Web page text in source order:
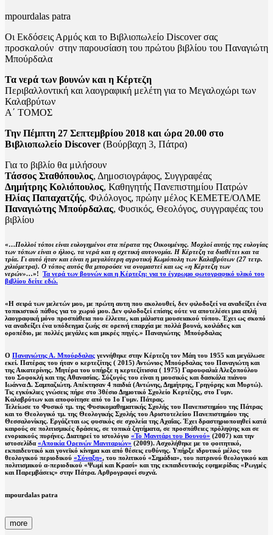
mpourdalas patra
Οι Εκδόσεις Αρμός και το Βιβλιοπωλείο Discover σας
προσκαλούν στην παρουσίαση του πρώτου βιβλίου του Παναγιώτη
Μπούρδαλα
Τα νερά των βουνών και η Κέρτεζη
Περιβαλλοντική και λαογραφική μελέτη για το Μεγαλοχώρι των
Καλαβρύτων
Α΄ ΤΟΜΟΣ
Την Πέμπτη 27 Σεπτεμβρίου 2018 και ώρα 20.00 στο
Βιβλιοπωλείο Discover (Βούρβαχη 3, Πάτρα)
Για το βιβλίο θα μιλήσουν
Τάσσος Σταθόπουλος, Δημοσιογράφος, Συγγραφέας
Δημήτρης Κολιόπουλος, Καθηγητής Πανεπιστημίου Πατρών
Ηλίας Παπαχατζής, Φιλόλογος, πρώην μέλος ΚΕΜΕΤΕ/ΟΛΜΕ
Παναγιώτης Μπούρδαλας, Φυσικός, Θεολόγος, συγγραφέας του
βιβλίου
«…Πολλοί τόποι είναι ευλογημένοι στα πέρατα της Οικουμένης. Μοχλοί αυτής της ευλογίας
των τόπων είναι ο ήλιος, τα νερά και η σχετική αυτονομία. Η Κέρτεζη τα διαθέτει και τα
τρία. Γι αυτό ήταν και είναι η μεγαλύτερη αγροτική Κωμόπολη των Καλαβρύτων (27 τετρ.
χιλιόμετρα). Ο τόπος αυτός θα μπορούσε να ονομαστεί και ως «η Κέρτεζη των
νερών»…»! Τα νερά των βουνών και η Κέρτεζη: για το έγχρωμο φωτογραφικό υλικό του
βιβλίου δείτε εδώ.
«Η σειρά των μελετών μου, με πρώτη αυτη που ακολουθεί, δεν φιλοδοξεί να αναδείξει ένα
τοπικιστικό πάθος για το χωριό μου. Δεν φιλοδοξεί επίσης ούτε να αποτελέσει μια απλή
λαογραφική μόνο προσπάθεια που έλλειπε, και μάλιστα μουσειακού τύπου. Έχει ως σκοπό
να αναδείξει ένα υπόδειγμα ζωής σε ορεινή επαρχία με πολλά βουνά, κοιλάδες και
οροπέδιο, με πολλές μεγάλες και μικρές πηγές.» Παναγιώτης Μπούρδαλας
Ο Παναγιώτης Α. Μπούρδαλας γεννήθηκε στην Κέρτεζη τον Μάη του 1955 και μεγάλωσε
εκεί. Πατέρας του ήταν ο κερτεζίτης ( 2015) Αντώνιος Μπούρδαλας του Παναγιώτη και
της Αικατερίνης. Μητέρα του υπήρξε η κερτεζίτισσα ( 1975) Γαρουφαλιά Αλεξοπούλου
του Σοφοκλή και της Αθανασίας. Σύζυγός του είναι η μουσικός και δασκάλα πιάνου
Ιωάννα Δ. Σαμπαζιώτη. Απέκτησαν 4 παιδιά (Αντώνης, Δημήτρης, Γρηγόρης και Μυρτώ).
Τις εγκύκλιες γνώσεις πήρε στο 3θέσιο Δημοτικό Σχολείο Κερτέζης, στο Γυμν.
Καλαβρύτων και αποφοίτησε από το 1ο Γυμν. Πάτρας.
Τελείωσε το Φυσικό τμ. της Φυσικομαθηματικής Σχολής του Πανεπιστημίου της Πάτρας
και το Θεολογικό τμ. της Θεολογικής Σχολής του Αριστοτελείου Πανεπιστημίου της
Θεσσαλονίκης. Εργάζεται ως φυσικός σε σχολεία της Αχαΐας. Έχει δραστηριοποιηθεί κατά
καιρούς σε πολιτισμικές δράσεις, σε τοπικά ζητήματα, σε προσπάθειες πρόληψης και σε
ενοριακούς πυρήνες. Διατηρεί το ιστολόγιο «Το Μανιτάρι του Βουνού» (2007) και την
ιστοσελίδα «Αποικία Ορεινών Μανιταριών» (2009). Ασχολήθηκε με το φοιτητικό,
εκπαιδευτικό και γονεϊκό κίνημα και από θέσεις ευθύνης. Υπήρξε ιδρυτικό μέλος του
θεολογικού περιοδικού «Σύναξη», του πολιτικού «Σημάδια», του πατρινού θεολογικού και
πολιτισμικού α-περιοδικού «Ψωμί και Κρασί» και της εκπαιδευτικής εφημερίδας «Ρωγμές
και Παρεμβάσεις» στην Πάτρα. Αρθρογραφεί συχνά.
mpourdalas patra
more